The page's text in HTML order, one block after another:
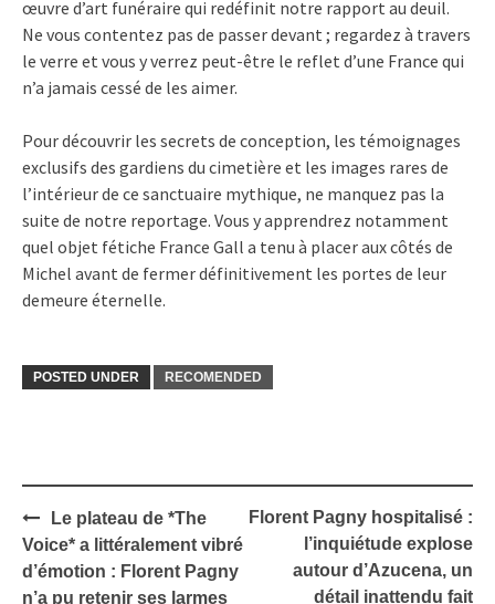
œuvre d’art funéraire qui redéfinit notre rapport au deuil.
Ne vous contentez pas de passer devant ; regardez à travers
le verre et vous y verrez peut-être le reflet d’une France qui
n’a jamais cessé de les aimer.
Pour découvrir les secrets de conception, les témoignages
exclusifs des gardiens du cimetière et les images rares de
l’intérieur de ce sanctuaire mythique, ne manquez pas la
suite de notre reportage. Vous y apprendrez notamment
quel objet fétiche France Gall a tenu à placer aux côtés de
Michel avant de fermer définitivement les portes de leur
demeure éternelle.
POSTED UNDER RECOMENDED
Post
navigation
Le plateau de *The
Voice* a littéralement vibré
d’émotion : Florent Pagny
n’a pu retenir ses larmes
Florent Pagny hospitalisé :
l’inquiétude explose
autour d’Azucena, un
détail inattendu fait